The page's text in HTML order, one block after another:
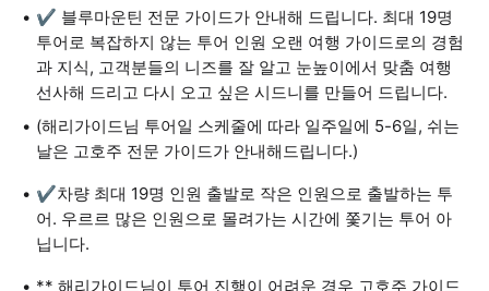
✔ 블루마운틴 전문 가이드가 안내해 드립니다. 최대 19명
투어로 복잡하지 않는 투어 인원 오랜 여행 가이드로의 경험
과 지식, 고객분들의 니즈를 잘 알고 눈높이에서 맞춤 여행
선사해 드리고 다시 오고 싶은 시드니를 만들어 드립니다.
(해리가이드님 투어일 스케줄에 따라 일주일에 5-6일, 쉬는
날은 고호주 전문 가이드가 안내해드립니다.)
✔️차량 최대 19명 인원 출발로 작은 인원으로 출발하는 투
어. 우르르 많은 인원으로 몰려가는 시간에 쫓기는 투어 아
닙니다.
** 해리가이드님이 투어 진행이 어려운 경우 고호주 가이드